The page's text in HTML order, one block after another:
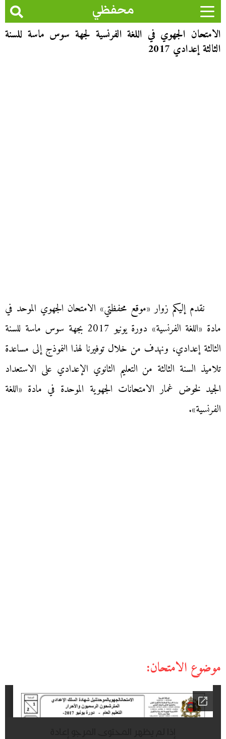
محفظي
الامتحان الجهوي في اللغة الفرنسية لجهة سوس ماسة للسنة
الثالثة إعدادي 2017
نقدم إليكم زوار «موقع محفظتي» الامتحان الجهوي الموحد في
مادة «اللغة الفرنسية» دورة يونيو 2017 بجهة سوس ماسة للسنة
الثالثة إعدادي، ونهدف من خلال توفيرنا لهذا النموذج إلى مساعدة
تلاميذ السنة الثالثة من التعليم الثانوي الإعدادي على الاستعداد
الجيد لخوض غمار الامتحانات الجهوية الموحدة في مادة «اللغة
الفرنسية».
موضوع الامتحان: